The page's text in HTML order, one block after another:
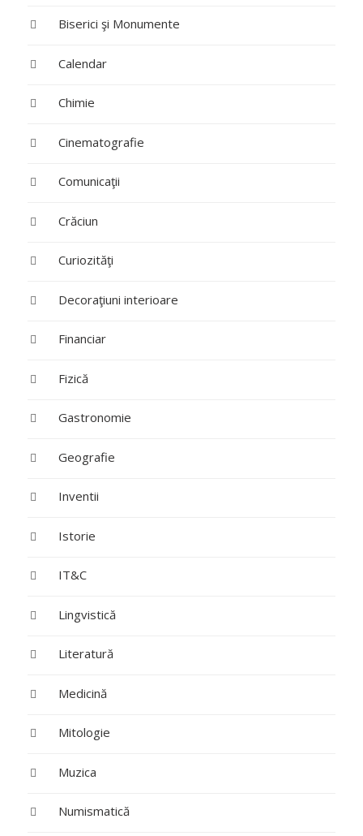
Biserici şi Monumente
Calendar
Chimie
Cinematografie
Comunicaţii
Crăciun
Curiozităţi
Decoraţiuni interioare
Financiar
Fizică
Gastronomie
Geografie
Inventii
Istorie
IT&C
Lingvistică
Literatură
Medicină
Mitologie
Muzica
Numismatică